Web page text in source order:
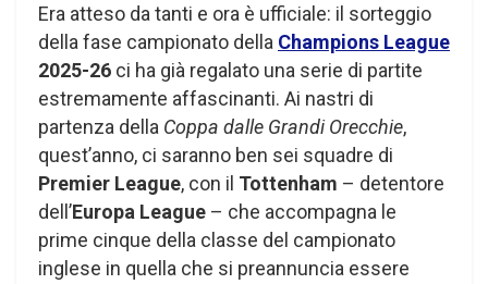
Era atteso da tanti e ora è ufficiale: il sorteggio
della fase campionato della Champions League
2025-26 ci ha già regalato una serie di partite
estremamente affascinanti. Ai nastri di
partenza della Coppa dalle Grandi Orecchie,
quest’anno, ci saranno ben sei squadre di
Premier League, con il Tottenham – detentore
dell’Europa League – che accompagna le
prime cinque della classe del campionato
inglese in quella che si preannuncia essere